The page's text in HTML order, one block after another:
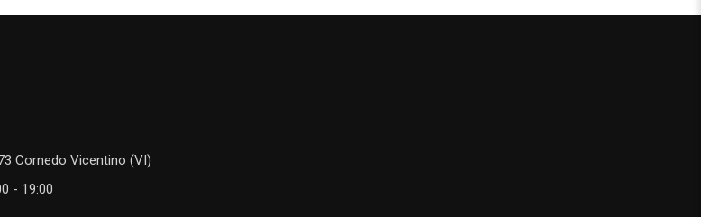
Cornedo Vicentino (VI)
- 19:00